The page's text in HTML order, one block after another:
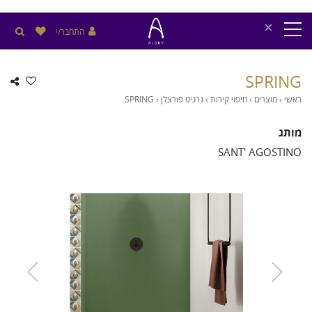
× התחבר/י
SPRING
ראשי ›מוצרים ›חיפוי קירות › גרניט פורצלן›
SPRING
מותג
SANT' AGOSTINO